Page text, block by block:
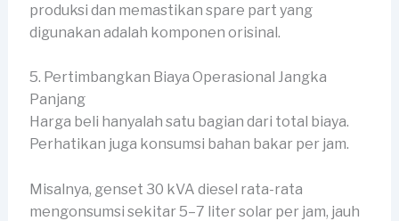
produksi dan memastikan spare part yang
digunakan adalah komponen orisinal.
5. Pertimbangkan Biaya Operasional Jangka
Panjang
Harga beli hanyalah satu bagian dari total biaya.
Perhatikan juga konsumsi bahan bakar per jam.
Misalnya, genset 30 kVA diesel rata-rata
mengonsumsi sekitar 5–7 liter solar per jam, jauh